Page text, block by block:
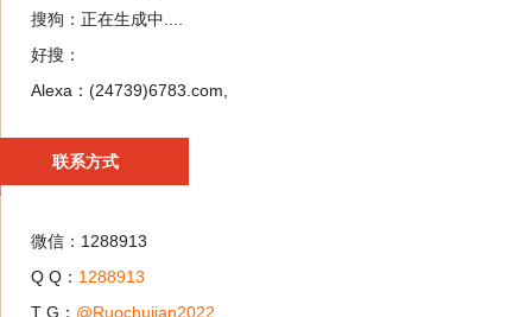
搜狗： 正在生成中....
好搜：
Alexa： (24739)6783.com,
联系方式
微信：1288913
Q Q： 1288913
T G： @Ruochujian2022